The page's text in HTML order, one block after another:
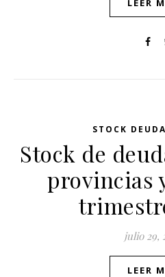
LEER
STOCK
Stock de
provincias
julio 29,
LEER